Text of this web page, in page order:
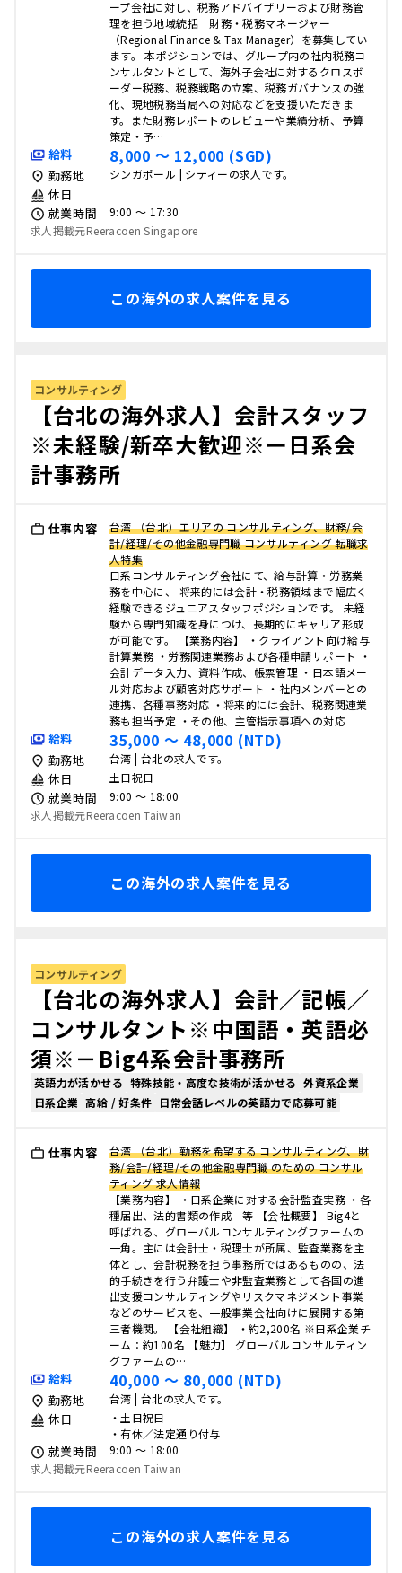
ープ会社に対し、税務アドバイザリーおよび財務管
理を担う地域統括 財務・税務マネージャー
（Regional Finance & Tax Manager）を募集してい
ます。 本ポジションでは、グループ内の社内税務コ
ンサルタントとして、海外子会社に対するクロスボ
ーダー税務、税務戦略の立案、税務ガバナンスの強
化、現地税務当局への対応などを支援いただきま
す。また財務レポートのレビューや業績分析、予算
策定・予…
給料 8,000 〜 12,000 (SGD)
勤務地 シンガポール | シティーの求人です。
休日
就業時間
9:00 〜 17:30
求人掲載元Reeracoen Singapore
この海外の求人案件を見る
コンサルティング
【台北の海外求人】会計スタッフ
※未経験/新卒大歓迎※ー日系会
計事務所
仕事内容
台湾 （台北）エリアの コンサルティング、財務/会
計/経理/その他金融専門職 コンサルティング 転職求
人特集
日系コンサルティング会社にて、給与計算・労務業
務を中心に、 将来的には会計・税務領域まで幅広く
経験できるジュニアスタッフポジションです。 未経
験から専門知識を身につけ、長期的にキャリア形成
が可能です。 【業務内容】 ・クライアント向け給与
計算業務 ・労務関連業務および各種申請サポート ・
会計データ入力、資料作成、帳票管理 ・日本語メー
ル対応および顧客対応サポート ・社内メンバーとの
連携、各種事務対応 ・将来的には会計、税務関連業
務も担当予定 ・その他、主管指示事項への対応
給料 35,000 〜 48,000 (NTD)
勤務地 台湾 | 台北の求人です。
休日 土日祝日
就業時間
9:00 〜 18:00
求人掲載元Reeracoen Taiwan
この海外の求人案件を見る
コンサルティング
【台北の海外求人】会計／記帳／
コンサルタント※中国語・英語必
須※－Big4系会計事務所
英語力が活かせる 特殊技能・高度な技術が活かせる 外資系企業
日系企業 高給 / 好条件 日常会話レベルの英語力で応募可能
仕事内容
台湾 （台北）勤務を希望する コンサルティング、財
務/会計/経理/その他金融専門職 のための コンサル
ティング 求人情報
【業務内容】 ・日系企業に対する会計監査実務 ・各
種届出、法的書類の作成 等 【会社概要】 Big4と
呼ばれる、グローバルコンサルティングファームの
一角。主には会計士・税理士が所属、監査業務を主
体とし、会計税務を担う事務所ではあるものの、法
的手続きを行う弁護士や非監査業務として各国の進
出支援コンサルティングやリスクマネジメント事業
などのサービスを、一般事業会社向けに展開する第
三者機関。 【会社組織】 ・約2,200名 ※日系企業チ
ーム：約100名 【魅力】 グローバルコンサルティン
グファームの…
給料 40,000 〜 80,000 (NTD)
勤務地 台湾 | 台北の求人です。
休日
・土日祝日
・有休／法定通り付与
就業時間
9:00 〜 18:00
求人掲載元Reeracoen Taiwan
この海外の求人案件を見る